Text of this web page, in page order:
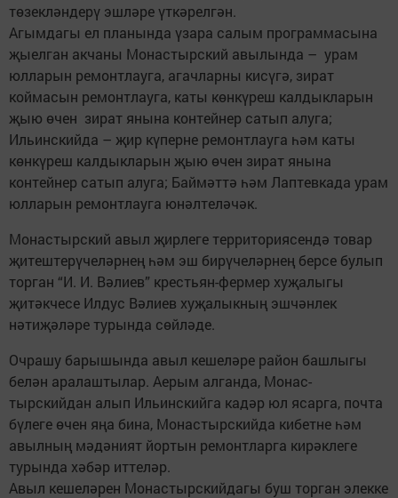
төзекләндерү эшләре үткәрелгән.
Агымдагы ел планында үзара салым программасына
җыелган акчаны Монастырский авылында – урам
юлларын ремонтлау­га, агачларны кисүгә, зират
коймасын ремонтлауга, каты көнкүреш калдык­ларын
җыю өчен зират янына контейнер сатып алуга;
Ильинскийда – җир күперне ремонтлауга һәм каты
көнкүреш калдыкларын җыю өчен зират янына
контейнер сатып алуга; Баймәттә һәм Лаптевкада урам
юлларын ремонтлауга юнәлтеләчәк.
Монастырский авыл җирлеге тер­рито­­рия­сендә товар
җитеште­рүчеләрнең һәм эш бирүчеләрнең ­берсе булып
торган “И. И. Вәлиев” крестьян-фермер хуҗалыгы
җитәкчесе Илдус Вә­лиев хуҗалык­ның эшчәнлек
нәтиҗәлә­ре турында сөйләде.
Очрашу барышында авыл кешеләре район башлыгы
белән аралаштылар. Аерым алганда, Монас­
тырскийдан алып Ильинскийга кадәр юл ясарга, поч­та
бүлеге өчен яңа бина, Монастырскийда кибетне һәм
авылның мәдәният йортын ремонтларга кирәкле­ге
турында хәбәр иттеләр.
Авыл кешеләрен Монас­тырскийдагы буш торган элекке